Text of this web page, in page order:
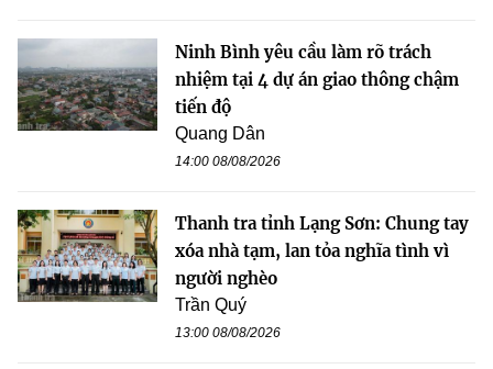
Ninh Bình yêu cầu làm rõ trách
nhiệm tại 4 dự án giao thông chậm
tiến độ
Quang Dân
14:00 08/08/2026
Thanh tra tỉnh Lạng Sơn: Chung tay
xóa nhà tạm, lan tỏa nghĩa tình vì
người nghèo
Trần Quý
13:00 08/08/2026